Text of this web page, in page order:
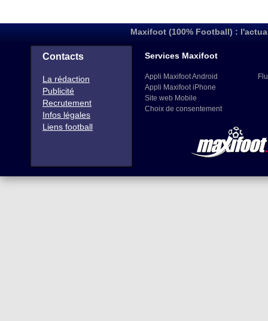
Maxifoot (100% Football) :
Contacts
La rédaction
Publicité
Recrutement
Infos légales
Liens football
Services Maxifoot
Appli Maxifoot Android
Appli Maxifoot iPhone
Site web Mobile
Choix de consentement